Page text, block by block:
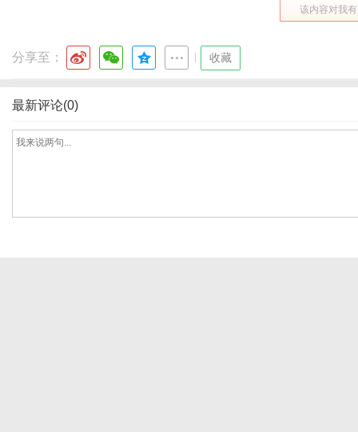
该内容对我
分享至： 收藏
最新评论(0)